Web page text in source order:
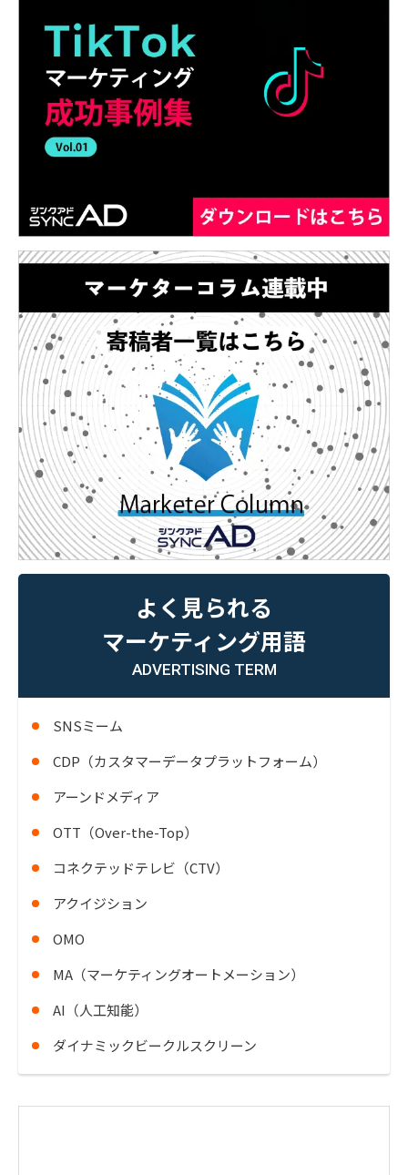
よく見られる
マーケティング用語
ADVERTISING TERM
SNSミーム
CDP（カスタマーデータプラットフォーム）
アーンドメディア
OTT（Over-the-Top）
コネクテッドテレビ（CTV）
アクイジション
OMO
MA（マーケティングオートメーション）
AI（人工知能）
ダイナミックビークルスクリーン